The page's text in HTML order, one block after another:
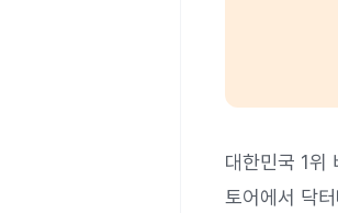
대한민국 1위
토어에서 닥